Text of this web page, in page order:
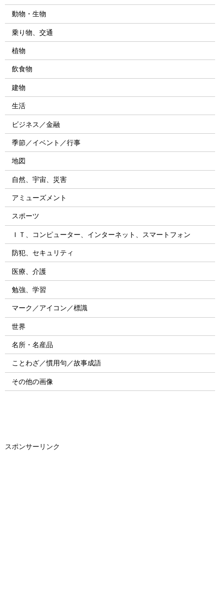
動物・生物
乗り物、交通
植物
飲食物
建物
生活
ビジネス／金融
季節／イベント／行事
地図
自然、宇宙、災害
アミューズメント
スポーツ
ＩＴ、コンピューター、インターネット、スマートフォン
防犯、セキュリティ
医療、介護
勉強、学習
マーク／アイコン／標識
世界
名所・名産品
ことわざ／慣用句／故事成語
その他の画像
スポンサーリンク